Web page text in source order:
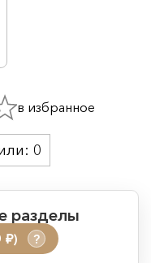
разделы
руб.) ?
0
в избранное